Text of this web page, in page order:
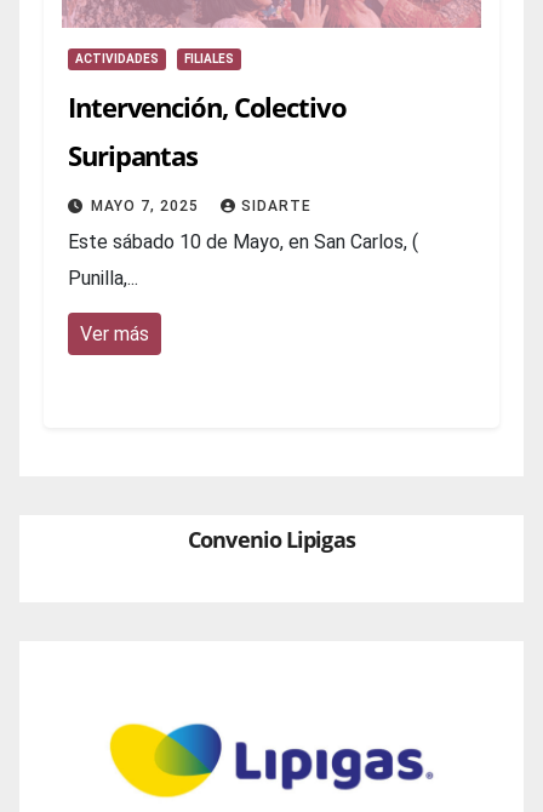
ACTIVIDADES FILIALES
Intervención, Colectivo
Suripantas
MAYO 7, 2025 SIDARTE
Este sábado 10 de Mayo, en San Carlos, (
Punilla,...
Ver más
Convenio Lipigas